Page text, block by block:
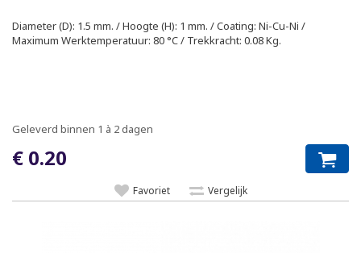
Diameter (D): 1.5 mm. / Hoogte (H): 1 mm. / Coating: Ni-Cu-Ni /
Maximum Werktemperatuur: 80 °C / Trekkracht: 0.08 Kg.
Geleverd binnen 1 à 2 dagen
€ 0.20
Favoriet Vergelijk